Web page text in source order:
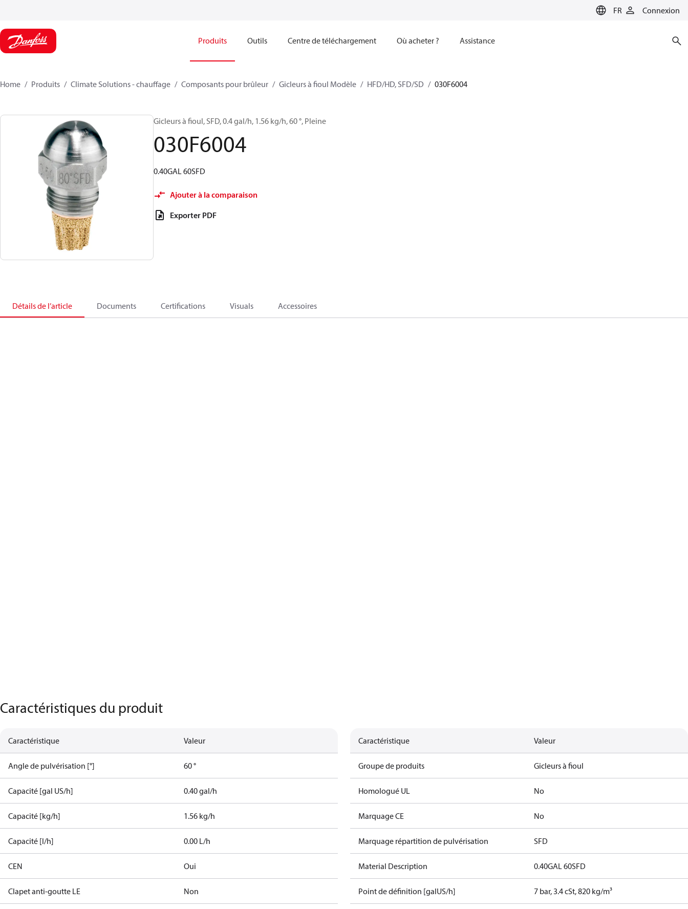
FR Connexion
Produits Outils Centre de téléchargement Où acheter ? Assistance
Home Produits Climate Solutions - chauffage Composants pour brûleur Gicleurs à fioul Modèle HFD/HD, SFD/SD 030F6004
Gicleurs à fioul, SFD, 0.4 gal/h, 1.56 kg/h, 60 °, Pleine
030F6004
0.40GAL 60SFD
Ajouter à la comparaison
Exporter PDF
Détails de l’article Documents Certifications Visuals Accessoires
Caractéristiques du produit
Caractéristique Valeur
Angle de pulvérisation [°] 60 °
Capacité [gal US/h] 0.40 gal/h
Capacité [kg/h] 1.56 kg/h
Capacité [l/h] 0.00 L/h
CEN Oui
Clapet anti-goutte LE Non
Caractéristique Valeur
Groupe de produits Gicleurs à fioul
Homologué UL No
Marquage CE No
Marquage répartition de pulvérisation SFD
Material Description 0.40GAL 60SFD
Point de définition [galUS/h] 7 bar, 3.4 cSt, 820 kg/m³